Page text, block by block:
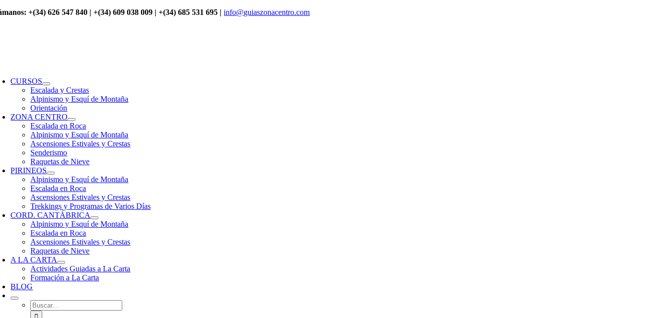
Saltar +(34) 626 547 840 | +(34) 609 038 009 | +(34) 685 531 695 | info@guiaszonacentro.com
CURSOS
Escalada y Crestas
Alpinismo y Esquí de Montaña
Orientación
ZONA CENTRO
Escalada en Roca
Alpinismo y Esquí de Montaña
Ascensiones Estivales y Crestas
Senderismo
Raquetas de Nieve
PIRINEOS
Alpinismo y Esquí de Montaña
Escalada en Roca
Ascensiones Estivales y Crestas
Trekkings y Programas de Varios Días
CORD. CANTÁBRICA
Alpinismo y Esquí de Montaña
Escalada en Roca
Ascensiones Estivales y Crestas
Raquetas de Nieve
A LA CARTA
Actividades Guiadas a La Carta
Formación a La Carta
BLOG
Buscar: